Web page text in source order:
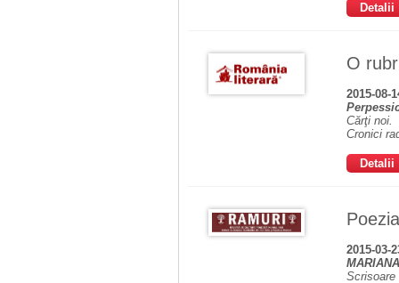
Detalii
O
2015-08-
Cărţi noi.
Cronici
Detalii
2015-03-